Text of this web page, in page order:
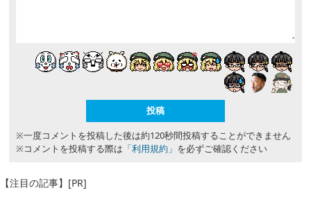
※一度コメントを投稿した後は約120秒間投稿することができません
※コメントを投稿する際は 「利用規約」 を必ずご確認ください
【注目の記事】[PR]